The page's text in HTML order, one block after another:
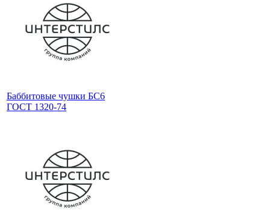
Баббитовые чушки БС6
ГОСТ 1320-74